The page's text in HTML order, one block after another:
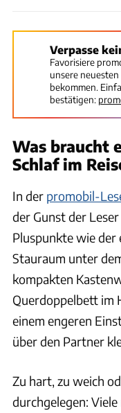
Verpasse
Favorisiere
unsere
bekommen.
bestätigen:
Was braucht
Schlaf im
In der promobil-
der Gunst der
Pluspunkte wie der
Stauraum unter
kompakten
Querdoppelbett im
einem engeren
über den Partner
Zu hart, zu weich
durchgelegen: